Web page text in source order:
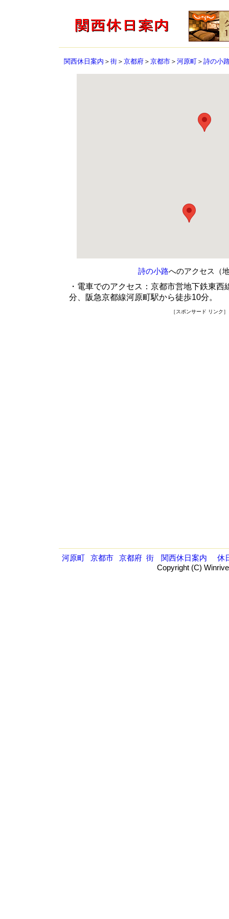
関西休日案内 ＞ 街 ＞ 京都府 ＞ 京都市 ＞ 河原町 ＞ 詩の小
詩の小路へのアクセス（
・電車でのアクセス：京都市営地下鉄東
分、阪急京都線河原町駅から徒歩10分。
［スポンサード リンク］
河原町 京都市 京都府 街 関西休日案内
休
Copyright (C)